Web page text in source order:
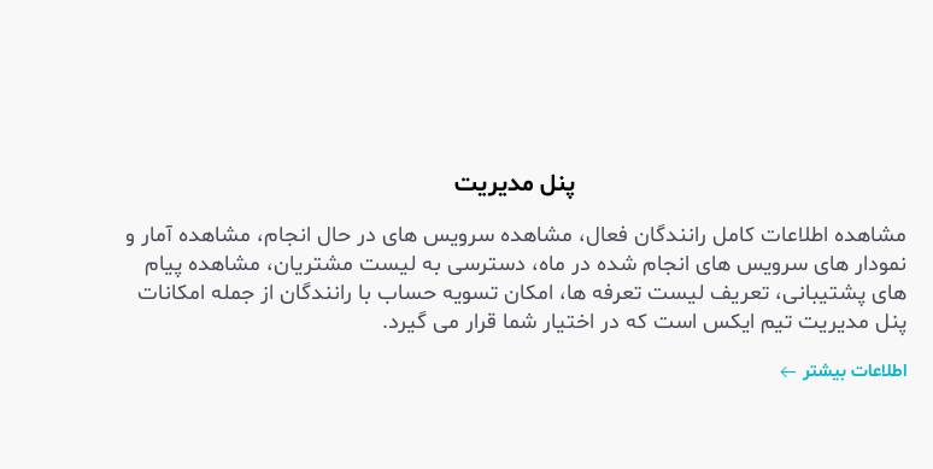
پنل مدیریت
مشاهده اطلاعات کامل رانندگان فعال، مشاهده سرویس های در حال انجام، مشاهده آمار و
نمودار های سرویس های انجام شده در ماه، دسترسی به لیست مشتریان، مشاهده پیام
های پشتیبانی، تعریف لیست تعرفه ها، امکان تسویه حساب با رانندگان از جمله امکانات
پنل مدیریت تیم ایکس است که در اختیار شما قرار می گیرد.
اطلاعات بیشتر